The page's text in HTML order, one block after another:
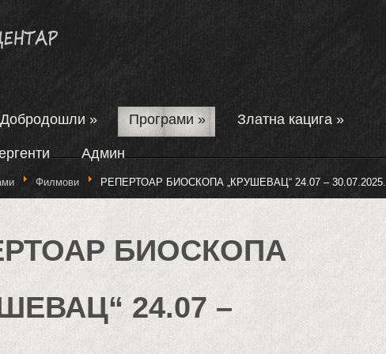
Добродошли » Програми » Златна кацига »
Админ
Филмови РЕПЕРТОАР БИОСКОПА „КРУШЕВАЦ“ 24.07 – 30.07.2025.
БИОСКОПА
24.07 –